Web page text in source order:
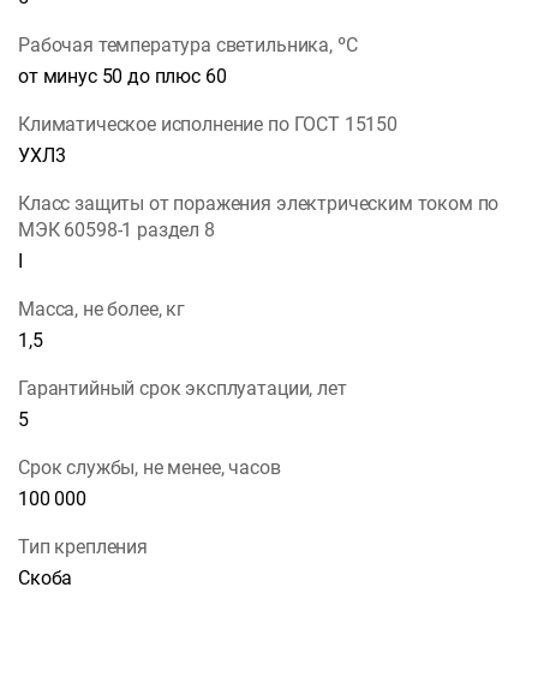
Рабочая температура светильника, ºС
от минус 50 до плюс 60
Климатическое исполнение по ГОСТ 15150
УХЛ3
Класс защиты от поражения электрическим током по
МЭК 60598-1 раздел 8
Масса, не более, кг
1,5
Гарантийный срок эксплуатации, лет
5
Срок службы, не менее, часов
100 000
Тип крепления
Скоба